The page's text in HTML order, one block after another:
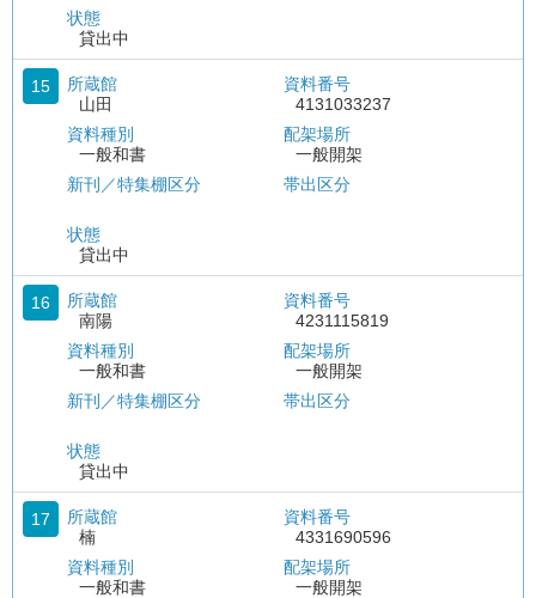
状態
貸出中
15
所蔵館
山田
資料種別
一般和書
新刊／特集棚区分
状態
貸出中
資料番号
4131033237
配架場所
一般開架
帯出区分
16
所蔵館
南陽
資料種別
一般和書
新刊／特集棚区分
状態
貸出中
資料番号
4231115819
配架場所
一般開架
帯出区分
17
所蔵館
楠
資料種別
一般和書
資料番号
4331690596
配架場所
一般開架